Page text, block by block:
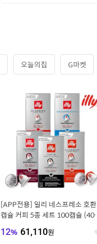
오늘의집 G마켓
[APP전용] 일리 네스프레소 호환
캡슐 커피 5종 세트 100캡슐 (40
12% 61,110원